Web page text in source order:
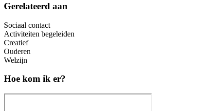
Gerelateerd aan
Sociaal contact
Activiteiten begeleiden
Creatief
Ouderen
Welzijn
Hoe kom ik er?